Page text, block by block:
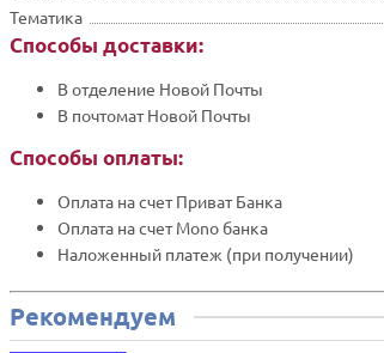
Тематика
Способы доставки:
В отделение Новой Почты
В почтомат Новой Почты
Способы оплаты:
Оплата на счет Приват Банка
Оплата на счет Mono банка
Наложенный платеж (при получении)
Рекомендуем